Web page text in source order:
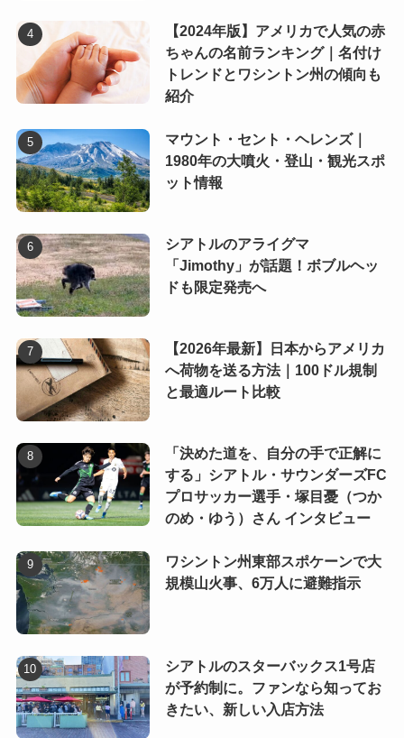
【2024年版】アメリカで人気の赤
ちゃんの名前ランキング｜名付け
トレンドとワシントン州の傾向も
紹介
マウント・セント・ヘレンズ｜
1980年の大噴火・登山・観光スポ
ット情報
シアトルのアライグマ
「Jimothy」が話題！ボブルヘッ
ドも限定発売へ
【2026年最新】日本からアメリカ
へ荷物を送る方法｜100ドル規制
と最適ルート比較
「決めた道を、自分の手で正解に
する」シアトル・サウンダーズFC
プロサッカー選手・塚目憂（つか
のめ・ゆう）さん インタビュー
ワシントン州東部スポケーンで大
規模山火事、6万人に避難指示
シアトルのスターバックス1号店
が予約制に。ファンなら知ってお
きたい、新しい入店方法